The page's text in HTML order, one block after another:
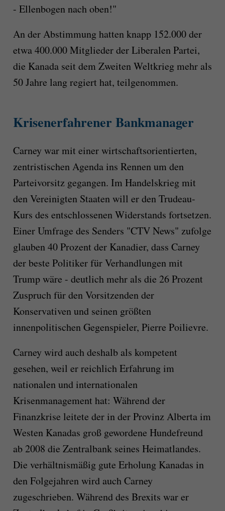
- Ellenbogen nach oben!"
An der Abstimmung hatten knapp 152.000 der
etwa 400.000 Mitglieder der Liberalen Partei,
die Kanada seit dem Zweiten Weltkrieg mehr als
50 Jahre lang regiert hat, teilgenommen.
Krisenerfahrener Bankmanager
Carney war mit einer wirtschaftsorientierten,
zentristischen Agenda ins Rennen um den
Parteivorsitz gegangen. Im Handelskrieg mit
den Vereinigten Staaten will er den Trudeau-
Kurs des entschlossenen Widerstands fortsetzen.
Einer Umfrage des Senders "CTV News" zufolge
glauben 40 Prozent der Kanadier, dass Carney
der beste Politiker für Verhandlungen mit
Trump wäre - deutlich mehr als die 26 Prozent
Zuspruch für den Vorsitzenden der
Konservativen und seinen größten
innenpolitischen Gegenspieler, Pierre Poilievre.
Carney wird auch deshalb als kompetent
gesehen, weil er reichlich Erfahrung im
nationalen und internationalen
Krisenmanagement hat: Während der
Finanzkrise leitete der in der Provinz Alberta im
Westen Kanadas groß gewordene Hundefreund
ab 2008 die Zentralbank seines Heimatlandes.
Die verhältnismäßig gute Erholung Kanadas in
den Folgejahren wird auch Carney
zugeschrieben. Während des Brexits war er